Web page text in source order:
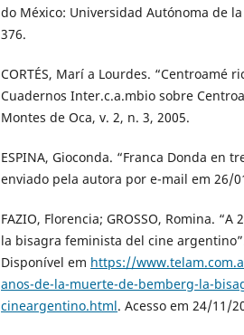
do México: Universidad Autónoma de
376.
CORTÉS, Marí a Lourdes. “Centroamé
Cuadernos Inter.c.a.mbio sobre
Montes de Oca, v. 2, n. 3, 2005.
ESPINA, Gioconda. “Franca Donda en
enviado pela autora por e-mail em 26/
FAZIO, Florencia; GROSSO, Romina.
la bisagra feminista del cine
Disponível em https://
anos-de-la-muerte-de-bemberg-la-
cineargentino.html. Acesso em 24/11/